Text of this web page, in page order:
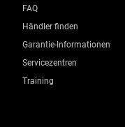
FAQ
Händler finden
Garantie-Informationen
Servicezentren
Training